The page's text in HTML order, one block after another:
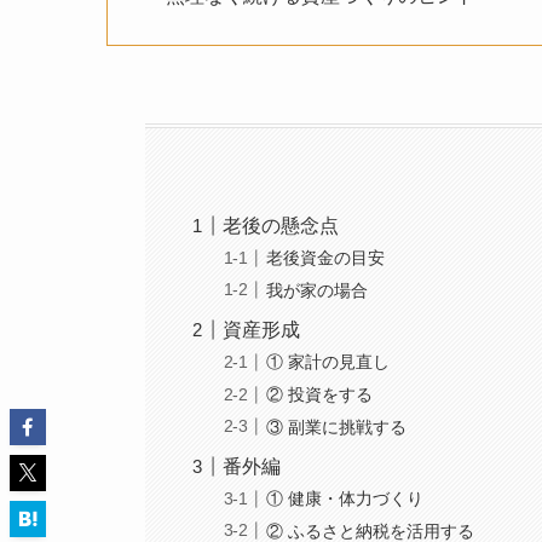
老後の懸念点
老後資金の目安
我が家の場合
資産形成
① 家計の見直し
② 投資をする
③ 副業に挑戦する
番外編
① 健康・体力づくり
② ふるさと納税を活用する